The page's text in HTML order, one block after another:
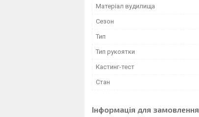
Матеріал вудилища
Сезон
Тип
Тип рукоятки
Кастинг-тест
Стан
Інформація для замовлення